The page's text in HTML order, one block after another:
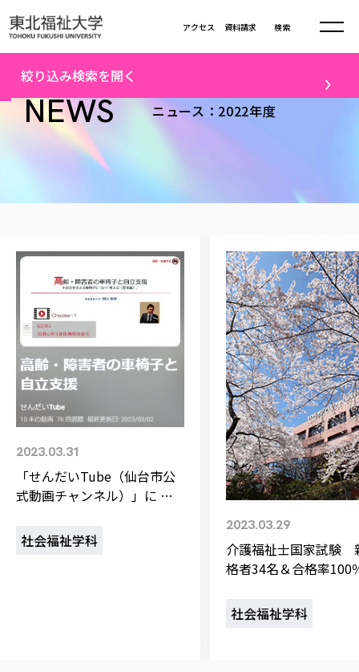
資料請求
アクセス 検索
学長室の窓
教育方針
各種方針
大学の概要
大学の歩み
学生・教職員・卒業生数
学則
校歌の歴史
校章・マーク・カラー
寄附の受け入れ
教職員募集
役員・評議員一覧
大学の取り組み
大学の取り組み
社会連携・研究
カリキュラム編成ガイドライン
本学のシラバスについて
一般事業主行動計画
公的資金等の不正使用の防止に関する基本方針
研究活動における不正行為の防止等に関する対応
大学広報誌「TFU Newsletter 東北福祉大学通信」
初年次教育（リエゾンゼミⅠ）について
お役立ち情報（リンク集）
放射線モニタリング測定結果（国見キャンパス）
情報公開
情報公開
寄附行為
ガバナンス・コード
中期事業計画
事業計画／財務・事業報告
大学評価
IR情報
学校教育法施行規則第172条の2に基づく情報公開
教職課程における情報の公表
学部・学科等設置計画履行状況報告書
学部・大学院
社会福祉学科
福祉心理学科
福祉行政学科
共生まちづくり学部
共生まちづくり学部
共生まちづくり学科
教育学部
教育学部
教育学科
健康科学部
健康科学部
保健看護学科
リハビリテーション学科
医療経営管理学科
産業福祉マネジメント学科
情報福祉マネジメント学科
仏教専修科
大学院
総合福祉学研究科 社会福祉学専攻 博士課程
入学試験
デジタルパンフ
進学相談会
オープンキャンパス
就職状況
取得可能な資格・免許
東北福祉大学のキャリアサポート
東北福祉大学のキャリアサポート
進路・就職支援
東北福祉大学のキャリア教育
採用ご担当者様へ
採用ご担当者様へ
求人の受付について
在学生の方
在学生の方
卒業生の方
課外活動
体育会・運動サークル紹介
大学指定団体紹介
国際交流
交換留学生 Exchange students
海外留学・研修
学生支援センター国際交流の活動
社会連携・研究
東北福祉大学の研究活動
東北福祉大学の研究紹介
東北福祉大学の紀要・リポジトリ
生涯教育・キャリア教育
生涯学習・社会人講座
関
取材
NEWS ニュース：2022年度
絞り込み検索を開く
テーマ
すべて
メディア
社会連携
研究
配信対象
すべて
受験生向け
高校の先生向け
地域・一般向け
在学生向け
卒業生向け
保護者向け
2023.03.31
「せんだいTube（仙台市公
式動画チャンネル）」に 関
椅子と自立支援」について解
説する動画10本を公開しまし
社会福祉学科
2023.03.29
介護福祉士国家試験
格者34名＆合格率100
中で最も多くの合格
社会福祉学科